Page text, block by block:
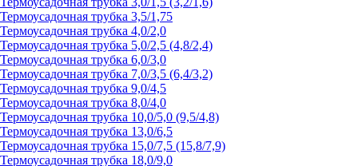
Термоусадочная трубка 3,5/1,75
Термоусадочная трубка 4,0/2,0
Термоусадочная трубка 5,0/2,5 (4,8/2,4)
Термоусадочная трубка 6,0/3,0
Термоусадочная трубка 7,0/3,5 (6,4/3,2)
Термоусадочная трубка 9,0/4,5
Термоусадочная трубка 8,0/4,0
Термоусадочная трубка 10,0/5,0 (9,5/4,8)
Термоусадочная трубка 13,0/6,5
Термоусадочная трубка 15,0/7,5 (15,8/7,9)
Термоусадочная трубка 18,0/9,0